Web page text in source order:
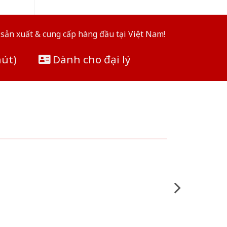
xuất & cung cấp hàng đầu tại Việt Nam!
Dành cho đại lý